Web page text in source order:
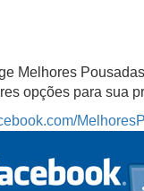
Melhores
opções para sua